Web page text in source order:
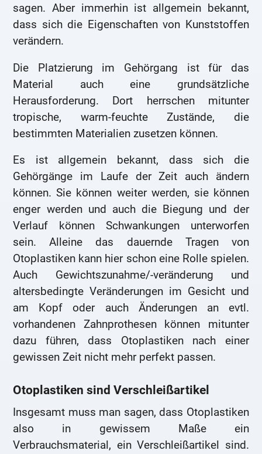
sagen. Aber immerhin ist allgemein bekannt,
dass sich die Eigenschaften von Kunststoffen
verändern.
Die Platzierung im Gehörgang ist für das
Material auch eine grundsätzliche
Herausforderung. Dort herrschen mitunter
tropische, warm-feuchte Zustände, die
bestimmten Materialien zusetzen können.
Es ist allgemein bekannt, dass sich die
Gehörgänge im Laufe der Zeit auch ändern
können. Sie können weiter werden, sie können
enger werden und auch die Biegung und der
Verlauf können Schwankungen unterworfen
sein. Alleine das dauernde Tragen von
Otoplastiken kann hier schon eine Rolle spielen.
Auch Gewichtszunahme/-veränderung und
altersbedingte Veränderungen im Gesicht und
am Kopf oder auch Änderungen an evtl.
vorhandenen Zahnprothesen können mitunter
dazu führen, dass Otoplastiken nach einer
gewissen Zeit nicht mehr perfekt passen.
Otoplastiken sind Verschleißartikel
Insgesamt muss man sagen, dass Otoplastiken
also in gewissem Maße ein
Verbrauchsmaterial, ein Verschleißartikel sind.